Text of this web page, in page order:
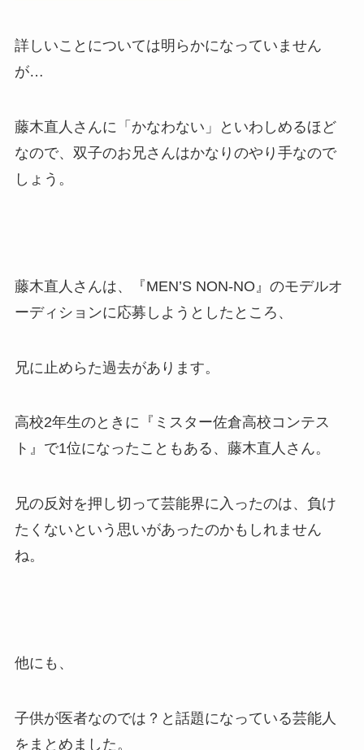
詳しいことについては明らかになっていません
が…
藤木直人さんに「かなわない」といわしめるほど
なので、双子のお兄さんはかなりのやり手なので
しょう。
藤木直人さんは、『MEN’S NON-NO』のモデルオ
ーディションに応募しようとしたところ、
兄に止めらた過去があります。
高校2年生のときに『ミスター佐倉高校コンテス
ト』で1位になったこともある、藤木直人さん。
兄の反対を押し切って芸能界に入ったのは、負け
たくないという思いがあったのかもしれません
ね。
他にも、
子供が医者なのでは？と話題になっている芸能人
をまとめました。